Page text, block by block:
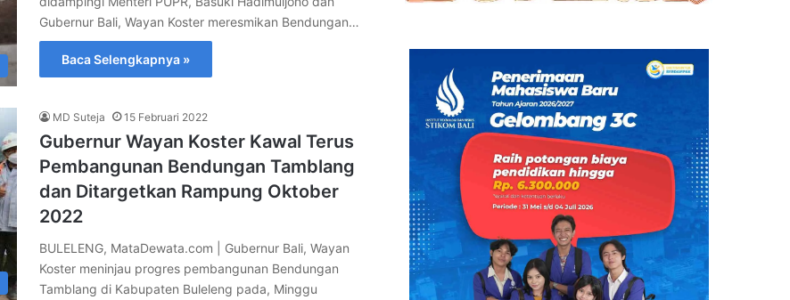
Gubernur Bali, Wayan Koster meresmikan Bendungan…
Baca Selengkapnya »
MD Suteja 15 Februari 2022
Gubernur Wayan Koster Kawal Terus
Pembangunan Bendungan Tamblang
dan Ditargetkan Rampung Oktober
2022
BULELENG, MataDewata.com | Gubernur Bali, Wayan
Koster meninjau progres pembangunan Bendungan
Tamblang di Kabupaten Buleleng pada, Minggu